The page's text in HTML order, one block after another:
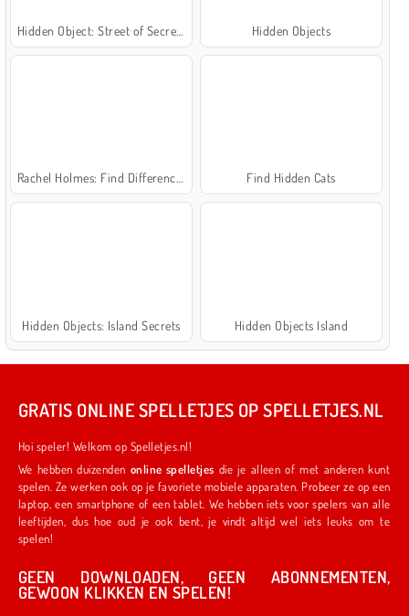
Hidden Objects
Find Hidden Cats
Hidden Objects: Island Secrets Hidden Objects Island
GRATIS ONLINE SPELLETJES OP SPELLETJES.NL
Hoi speler! Welkom op Spelletjes.nl!
We hebben duizenden online spelletjes die je alleen of met anderen kunt
spelen. Ze werken ook op je favoriete mobiele apparaten. Probeer ze op een
laptop, een smartphone of een tablet. We hebben iets voor spelers van alle
leeftijden, dus hoe oud je ook bent, je vindt altijd wel iets leuks om te
spelen!
GEEN DOWNLOADEN, GEEN ABONNEMENTEN,
GEWOON KLIKKEN EN SPELEN!